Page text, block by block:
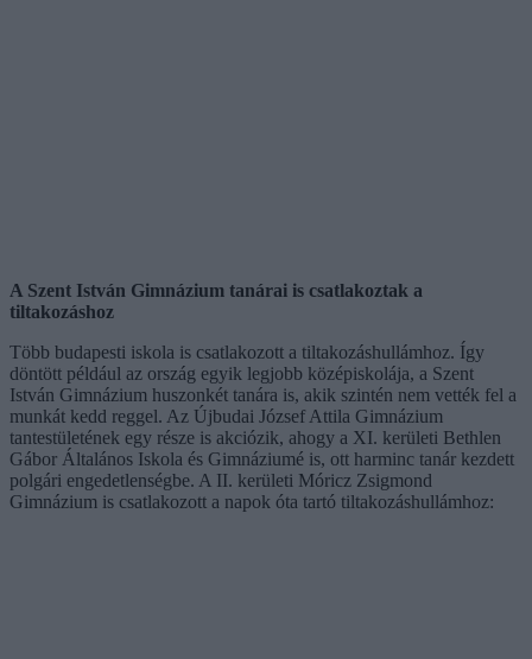
A Szent István Gimnázium tanárai is csatlakoztak a
tiltakozáshoz
Több budapesti iskola is csatlakozott a tiltakozáshullámhoz. Így
döntött például az ország egyik legjobb középiskolája, a Szent
István Gimnázium huszonkét tanára is, akik szintén nem vették fel a
munkát kedd reggel. Az Újbudai József Attila Gimnázium
tantestületének egy része is akciózik, ahogy a XI. kerületi Bethlen
Gábor Általános Iskola és Gimnáziumé is, ott harminc tanár kezdett
polgári engedetlenségbe. A II. kerületi Móricz Zsigmond
Gimnázium is csatlakozott a napok óta tartó tiltakozáshullámhoz: